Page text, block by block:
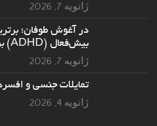
ژانویه 7, 2026
در آغوش طوفان؛
بیش‌فعال (ADHD) برای والدین
ژانویه 7, 2026
تمایلات جنسی و
ژانویه 4, 2026